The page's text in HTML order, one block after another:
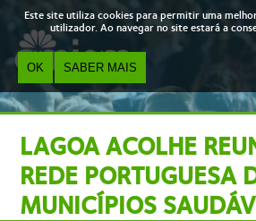
Este site utiliza cookies para permitir uma
utilizador. Ao navegar no site estará a
OK SABER MAIS
LAGOA ACOLHE
REDE PORTUGUESA
MUNICÍPIOS